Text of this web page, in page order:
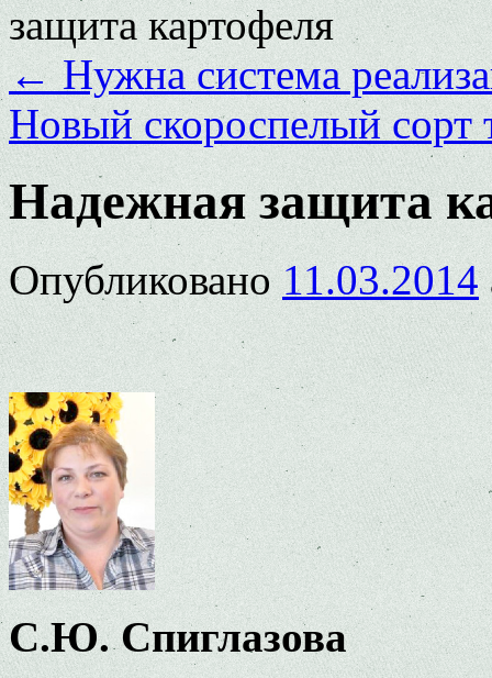
защита картофеля
←Нужна система
Новый скороспелый сорт
Надежная защита
Опубликовано 11.03.2014
С.Ю. Спиглазова